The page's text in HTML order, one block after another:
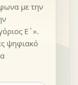
με την
Ε΄».
ψηφιακό